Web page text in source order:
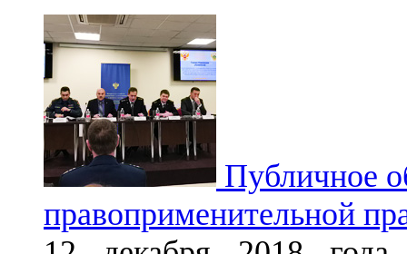
Публичное
правоприменительной